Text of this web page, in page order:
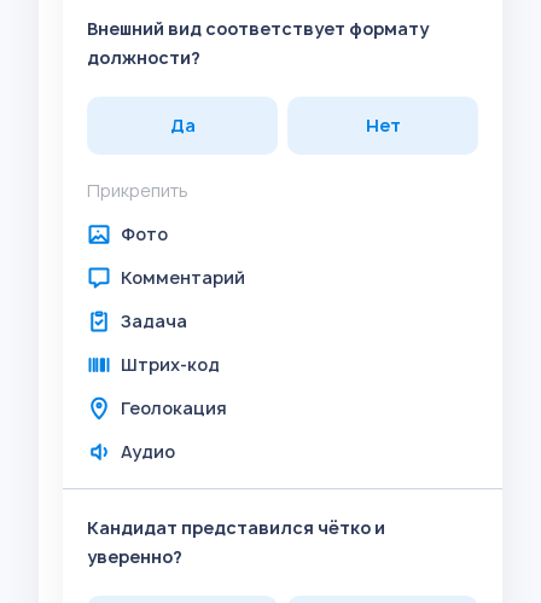
Внешний вид соответствует формату
должности?
Да Нет
Прикрепить
Фото
Комментарий
Задача
Штрих-код
Геолокация
Аудио
Кандидат представился чётко и
уверенно?